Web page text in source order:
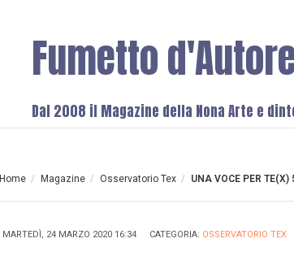
Fumetto
Dal 2008 il Magazine della Nona Arte e
Home / Magazine / Osservatorio Tex / UNA VOCE PER TE(X)
MARTEDÌ, 24 MARZO 2020 16:34 CATEGORIA: OSSERVATORIO TEX